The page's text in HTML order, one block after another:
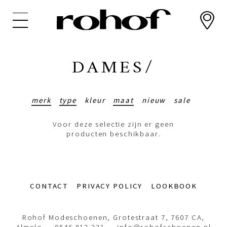
DAMES/
merk type kleur maat nieuw sale
Voor deze selectie zijn er geen
producten beschikbaar.
Footer-CONTACT PRIVACY POLICY LOOKBOOK
Rohof Modeschoenen, Grotestraat 7, 7607 CA,